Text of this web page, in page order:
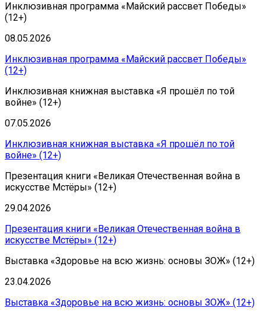
Инклюзивная программа «Майский рассвет Победы»
(12+)
08.05.2026
Инклюзивная программа «Майский рассвет Победы»
(12+)
Инклюзивная книжная выставка «Я прошёл по той
войне» (12+)
07.05.2026
Инклюзивная книжная выставка «Я прошёл по той
войне» (12+)
Презентация книги «Великая Отечественная война в
искусстве Мстёры» (12+)
29.04.2026
Презентация книги «Великая Отечественная война в
искусстве Мстёры» (12+)
Выставка «Здоровье на всю жизнь: основы ЗОЖ» (12+)
23.04.2026
Выставка «Здоровье на всю жизнь: основы ЗОЖ» (12+)